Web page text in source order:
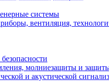
системы
вентиляция,
молниезащиты и
и акустической